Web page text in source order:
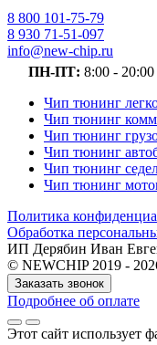
8 800 101-75-79
8 930 71-51-097
info@new-chip.ru
ПН-ПТ: 8:00 - 20:00
Чип тюнинг
Чип тюнинг
Чип тюнинг
Чип тюнинг
Чип тюнинг
Чип тюнинг
Политика
Обработка
ИП Дерябин Иван
© NEWCHIP 2019 -
Заказать звонок
Подробнее об оплате
Этот сайт использует